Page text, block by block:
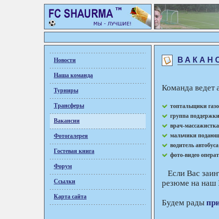
Новости
Наша команда
Турниры
Трансферы
Вакансии
Фотогалерея
Гостевая книга
Форум
Ссылки
Карта сайта
Команда ведет
топтальщики
группа поддержки
врач-массажистка
мальчики
водитель автобуса
фото-видео
Если Вас
резюме на наш
Будем рады